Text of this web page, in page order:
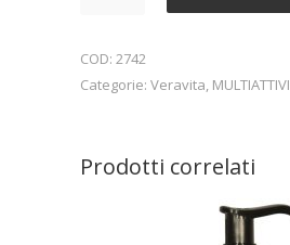
COD: 2742
Categorie: Veravita, MULTIATTIVI
Prodotti correlati